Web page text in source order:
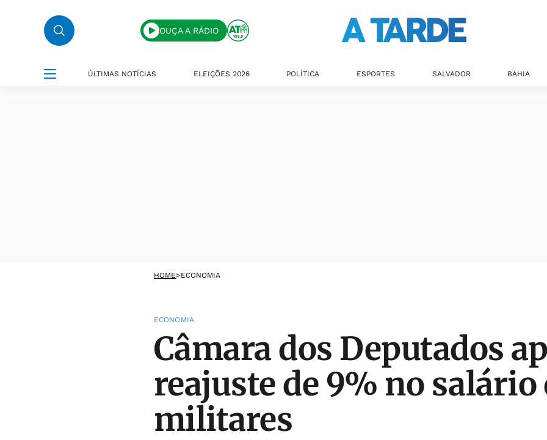
OUÇA A RÁDIO
ÚLTIMAS NOTÍCIAS ELEIÇÕES 2026 POLÍTICA ESPORTES SALVADOR BAHIA
HOME>ECONOMIA
ECONOMIA
Câmara dos Deputados
reajuste de 9% no salário
militares